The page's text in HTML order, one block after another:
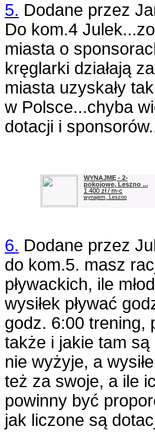
5. Dodane przez
Do kom.4
miasta o
kręglarki działają
miasta uzyskały
w Polsce...chyba
dotacji i
WYNAJMĘ - 2-
pokojowe, Leszno ...
1 400 zł / m-c
wynajem, Leszno
6. Dodane przez
do kom.5. masz
pływackich, ile
wysiłek pływać
godz. 6:00 trening,
także i jakie tam
nie wyżyje, a
też za swoje, a ile
powinny być
jak liczone są